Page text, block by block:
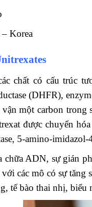
– Korea
chất có cấu trúc
(DHFR),
một carbon
được chuyển
5-amino-
chữa ADN, sự gián
các mô có sự
tế bào thai nhị, biểu